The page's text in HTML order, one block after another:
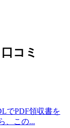
コミ
でPDF領収書を
、この...